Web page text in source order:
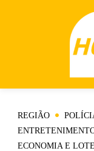
REGIÃO
ECONOMIA E